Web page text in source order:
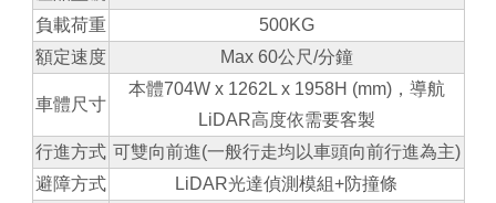
負載荷重
500KG
額定速度
Max 60公尺/分鐘
車體尺寸
本體704W x 1262L x 1958H (mm)，導航
LiDAR高度依需要客製
行進方式 可雙向前進(一般行走均以車頭向前行進為主)
避障方式
LiDAR光達偵測模組+防撞條